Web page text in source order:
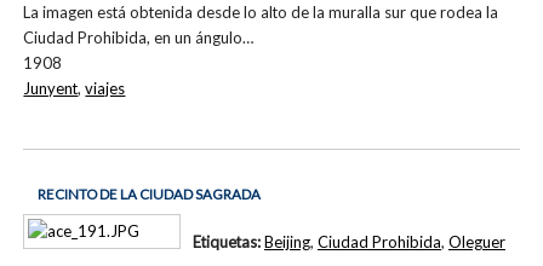
La imagen está obtenida desde lo alto de la muralla sur que rodea la
Ciudad Prohibida, en un ángulo…
1908
Junyent,viajes
RECINTO DE LA CIUDAD SAGRADA
Etiquetas:Beijing, Ciudad Prohibida, Oleguer